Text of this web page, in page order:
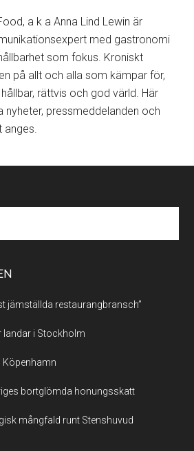
a k a Anna Lind Lewin är
med gastronomi
som fokus. Kroniskt
på allt och alla som kämpar för,
rättvis och god värld. Här
nyheter, pressmeddelanden och
anges.
jämställda restaurangbransch”
landar i Stockholm
Köpenhamn
bortglömda honungsskatt
mångfald runt Stenshuvud